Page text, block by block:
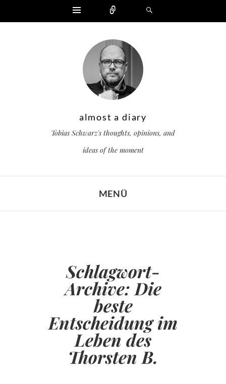
Widgets
almost a diary
Tobias Schwarz's thoughts, opinions, and
ideas of the moment
MENÜ
Schlagwort-
Archive: Die
beste
Entscheidung im
Leben des
Thorsten B.